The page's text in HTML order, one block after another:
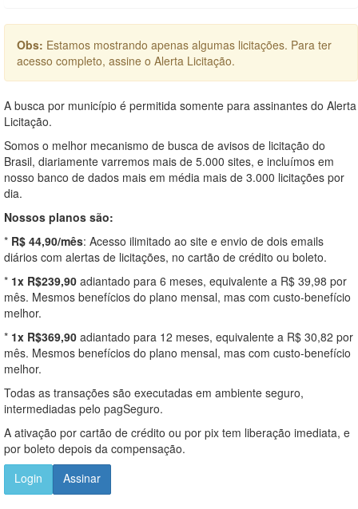
Obs: Estamos mostrando apenas algumas licitações. Para ter
acesso completo, assine o Alerta Licitação.
A busca por município é permitida somente para assinantes do Alerta
Licitação.
Somos o melhor mecanismo de busca de avisos de licitação do
Brasil, diariamente varremos mais de 5.000 sites, e incluímos em
nosso banco de dados mais em média mais de 3.000 licitações por
dia.
Nossos planos são:
* R$ 44,90/mês: Acesso ilimitado ao site e envio de dois emails
diários com alertas de licitações, no cartão de crédito ou boleto.
* 1x R$239,90 adiantado para 6 meses, equivalente a R$ 39,98 por
mês. Mesmos benefícios do plano mensal, mas com custo-benefício
melhor.
* 1x R$369,90 adiantado para 12 meses, equivalente a R$ 30,82 por
mês. Mesmos benefícios do plano mensal, mas com custo-benefício
melhor.
Todas as transações são executadas em ambiente seguro,
intermediadas pelo pagSeguro.
A ativação por cartão de crédito ou por pix tem liberação imediata, e
por boleto depois da compensação.
Login
Assinar